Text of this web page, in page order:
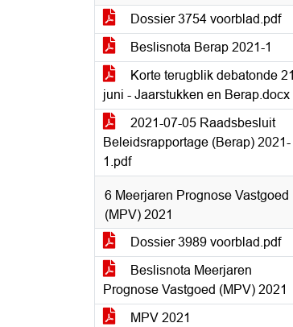
Dossier 3754 voorblad.pdf
Beslisnota Berap 2021-1
Korte terugblik debatonde 21
juni - Jaarstukken en Berap.docx
2021-07-05 Raadsbesluit
Beleidsrapportage (Berap) 2021-
1.pdf
6 Meerjaren Prognose Vastgoed
(MPV) 2021
Dossier 3989 voorblad.pdf
Beslisnota Meerjaren
Prognose Vastgoed (MPV) 2021
MPV 2021